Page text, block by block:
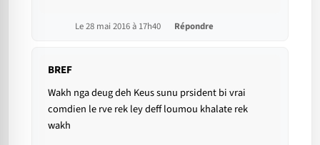
Le 28 mai 2016 à 17h40 Répondre
BREF
Wakh nga deug deh Keus sunu prsident bi vrai
comdien le rve rek ley deff loumou khalate rek
wakh